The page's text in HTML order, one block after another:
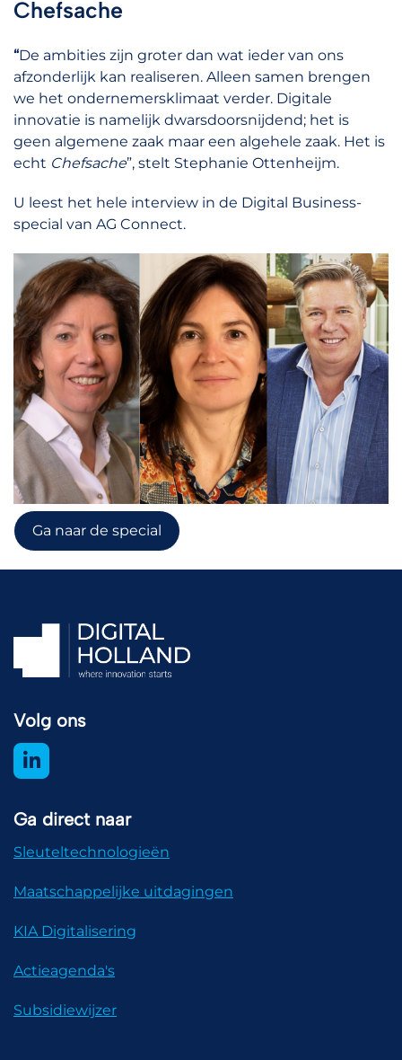
Chefsache
“De ambities zijn groter dan wat ieder van ons
afzonderlijk kan realiseren. Alleen samen brengen
we het ondernemersklimaat verder. Digitale
innovatie is namelijk dwarsdoorsnijdend; het is
geen algemene zaak maar een algehele zaak. Het is
echt Chefsache”, stelt Stephanie Ottenheijm.
U leest het hele interview in de Digital Business-
special van AG Connect.
Ga naar de special
Volg ons
Ga direct naar
Sleuteltechnologieën
Maatschappelijke uitdagingen
KIA Digitalisering
Actieagenda's
Subsidiewijzer